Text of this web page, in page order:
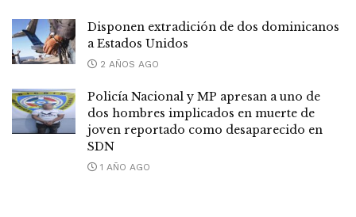
Disponen extradición de dos dominicanos
a Estados Unidos
2 AÑOS AGO
Policía Nacional y MP apresan a uno de
dos hombres implicados en muerte de
joven reportado como desaparecido en
SDN
1 AÑO AGO